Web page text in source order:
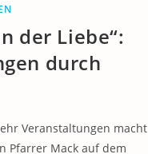
der Liebe“:
durch
Veranstaltungen macht
Pfarrer Mack auf dem